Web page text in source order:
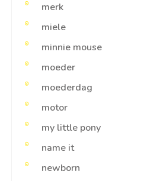
merk
miele
minnie mouse
moeder
moederdag
motor
my little pony
name it
newborn